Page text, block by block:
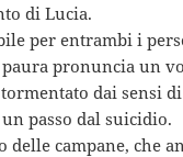
di Lucia.
per entrambi i
pronuncia un
dai sensi
passo dal suicidio.
delle campane, che